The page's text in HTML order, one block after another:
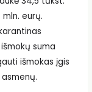
mln. eurų.
suma
išmokas įgis